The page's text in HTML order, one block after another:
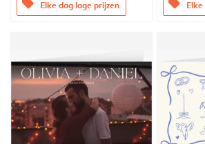
offers Elke dag lage prijzen offers